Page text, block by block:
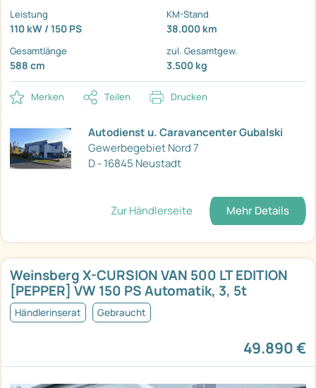
Leistung
110 kW / 150 PS
KM-Stand
38.000 km
Gesamtlänge
588 cm
zul. Gesamtgew.
3.500 kg
Merken Teilen Drucken
Autodienst u. Caravancenter Gubalski
Gewerbegebiet Nord 7
D - 16845 Neustadt
Zur Händlerseite Mehr Details
Weinsberg X-CURSION VAN 500 LT EDITION
[PEPPER] VW 150 PS Automatik, 3, 5t
Händlerinserat Gebraucht
49.890 €